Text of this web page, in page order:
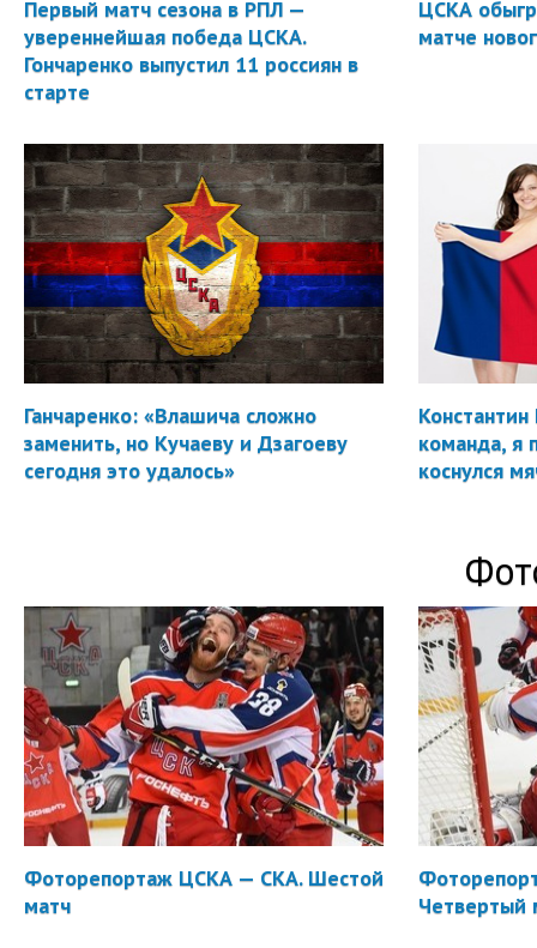
Первый матч сезона в РПЛ —
увереннейшая победа ЦСКА.
Гончаренко выпустил 11 россиян в
старте
ЦСКА
матче
Ганчаренко: «Влашича сложно
заменить, но Кучаеву и Дзагоеву
сегодня это удалось»
Константин
команда, я
коснулся
Фоторепортаж ЦСКА — СКА. Шестой
матч
Четвертый